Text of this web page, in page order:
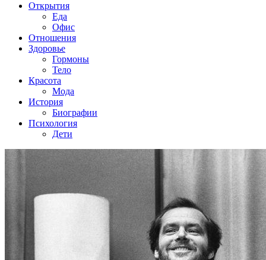
Открытия
Еда
Офис
Отношения
Здоровье
Гормоны
Тело
Красота
Мода
История
Биографии
Психология
Дети